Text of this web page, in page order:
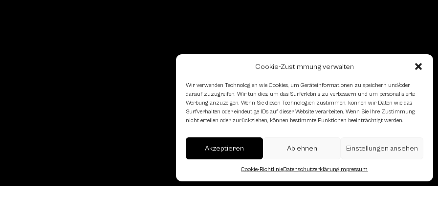
Cookie-Zustimmung verwalten
Wir verwenden Technologien wie Cookies, um Geräteinformationen zu speichern und/oder
darauf zuzugreifen. Wir tun dies, um das Surferlebnis zu verbessern und um personalisierte
Werbung anzuzeigen. Wenn Sie diesen Technologien zustimmen, können wir Daten wie das
Surfverhalten oder eindeutige IDs auf dieser Website verarbeiten. Wenn Sie Ihre Zustimmung
nicht erteilen oder zurückziehen, können bestimmte Funktionen beeinträchtigt werden.
Akzeptieren Ablehnen Einstellungen ansehen
Cookie-RichtlinieDatenschutzerklärungImpressum